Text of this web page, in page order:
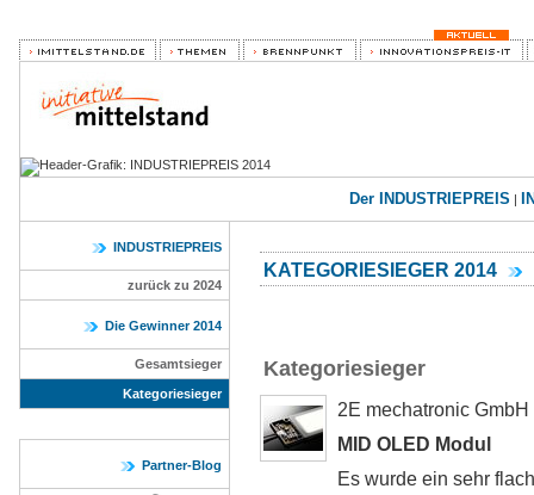
Der INDUSTRIEPREIS |
INDUSTRIEPREIS
zurück zu 2024
Die Gewinner 2014
Gesamtsieger
Kategoriesieger
Partner-Blog
KATEGORIESIEGER 2014
Kategoriesieger
2E mechatronic
MID OLED Modul
Es wurde ein sehr